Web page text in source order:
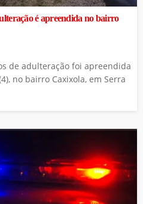
é apreendida no bairro
de adulteração foi apreendida
no bairro Caxixola, em Serra